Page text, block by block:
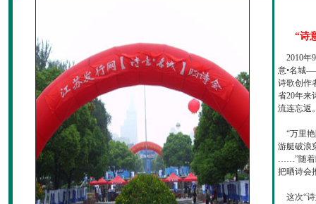
“诗
2010年
意•名城
诗歌创作
省20年来
流连忘返
“万里艳
游艇破浪
……”随着
把晒诗会
这次“诗